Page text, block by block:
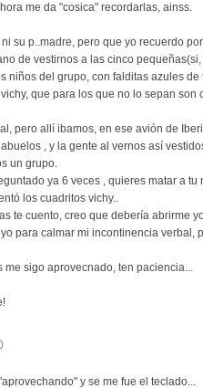
me da "cosica" recordarlas, ainss.
su p..madre, pero que yo recuerdo
de vestirnos a las cinco
niños del grupo, con falditas azules de
que para los que no lo sepan son
pero allí ibamos, en ese avión de
, y la gente al vernos así
un grupo.
ya 6 veces , quieres matar a tu
los cuadritos vichy..
te cuento, creo que debería abrirme
para calmar mi incontinencia verbal,
me sigo aprovecnado, ten paciencia...
y se me fue el teclado...